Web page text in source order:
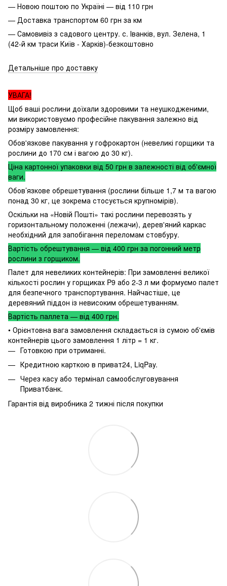
— Новою поштою по Україні — від 110 грн
— Доставка транспортом 60 грн за км
— Самовивіз з садового центру. с. Іванків, вул. Зелена, 1
(42-й км траси Київ - Харків)-безкоштовно
Детальніше про доставку
УВАГА!
Щоб ваші рослини доїхали здоровими та неушкодженими,
ми використовуємо професійне пакування залежно від
розміру замовлення:
Обов'язкове пакування у гофрокартон (невеликі горщики та
рослини до 170 см і вагою до 30 кг).
Ціна картонної упаковки від 50 грн в залежності від об'ємної
ваги.
Обов’язкове обрешетування (рослини більше 1,7 м та вагою
понад 30 кг, це зокрема стосується крупномірів).
Оскільки на «Новій Пошті» такі рослини перевозять у
горизонтальному положенні (лежачи), дерев'яний каркас
необхідний для запобігання переломам стовбуру.
Вартість обрештування — від 400 грн за погонний метр
рослини з горщиком.
Палет для невеликих контейнерів: При замовленні великої
кількості рослин у горщиках P9 або 2-3 л ми формуємо палет
для безпечного транспортування. Найчастіше, це
деревяний піддон із невисоким обрешетуванням.
Вартість паллета — від 400 грн.
• Орієнтовна вага замовлення складається із сумою об'ємів
контейнерів цього замовлення 1 літр = 1 кг.
Готовкою при отриманні.
Кредитною карткою в приват24, LiqPay.
Через касу або термінал самообслуговування
Приватбанк.
Гарантія від виробника 2 тижні після покупки